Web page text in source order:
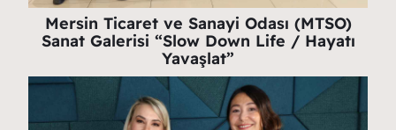
Mersin Ticaret ve Sanayi Odası (MTSO)
Sanat Galerisi “Slow Down Life / Hayatı
Yavaşlat”